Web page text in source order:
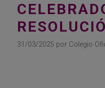
31/03/2025 por Colegio